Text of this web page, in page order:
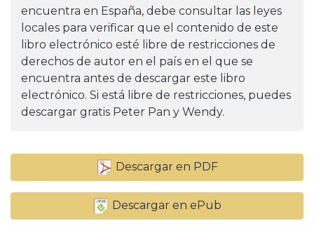
encuentra en España, debe consultar las leyes
locales para verificar que el contenido de este
libro electrónico esté libre de restricciones de
derechos de autor en el país en el que se
encuentra antes de descargar este libro
electrónico. Si está libre de restricciones, puedes
descargar gratis Peter Pan y Wendy.
Descargar en PDF
Descargar en ePub